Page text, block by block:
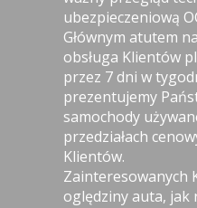
ubezpieczeniową
Głównym atutem
obsługa Klientów
przez 7 dni w
prezentujemy
samochody
przedziałach
Klientów.
Zainteresowanych
oględziny auta, jak